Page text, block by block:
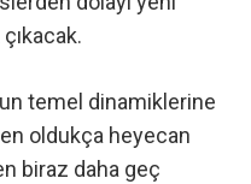
temel dinamiklerine
oldukça heyecan
biraz daha geç